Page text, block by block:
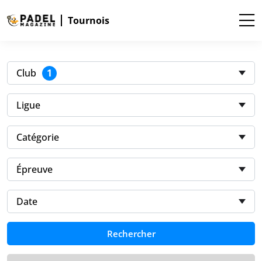
Tournois
Club 1
Ligue
Catégorie
Épreuve
Date
Rechercher